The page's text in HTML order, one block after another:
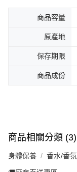
商品容量
原產地
保存期限
商品成份
商品相關分類 (3)
身體保養 香水/香氛